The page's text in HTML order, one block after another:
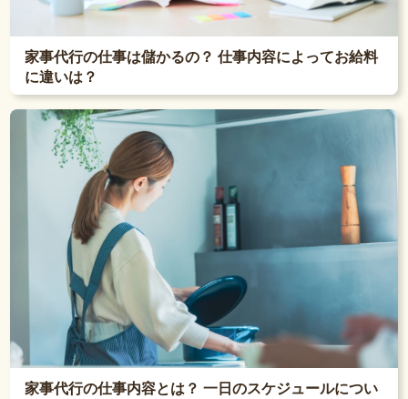
家事代行の仕事は儲かるの？ 仕事内容によってお給料
に違いは？
家事代行の仕事内容とは？ 一日のスケジュールについ